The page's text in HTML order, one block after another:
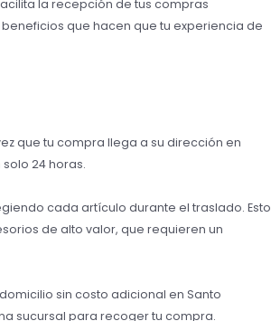
la recepción de tus compras
que hacen que tu experiencia de
que tu compra llega a su dirección en
24 horas.
cada artículo durante el traslado. Esto
de alto valor, que requieren un
sin costo adicional en Santo
sucursal para recoger tu compra.